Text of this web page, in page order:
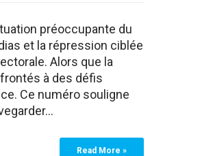
préoccupante du
et la répression ciblée
Alors que la
à des défis
Ce numéro souligne
Read More »